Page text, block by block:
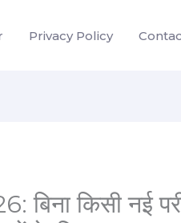
Privacy Policy
किसी नई